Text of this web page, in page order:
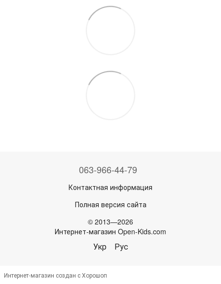
063-966-44-79
Контактная информация
Полная версия сайта
© 2013—2026
Интернет-магазин Open-Kids.com
Укр Рус
Интернет-магазин создан с Хорошоп